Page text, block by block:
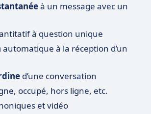
à un message avec un
à question unique
automatique à la réception d’un
d’une conversation
occupé, hors ligne, etc.
et vidéo